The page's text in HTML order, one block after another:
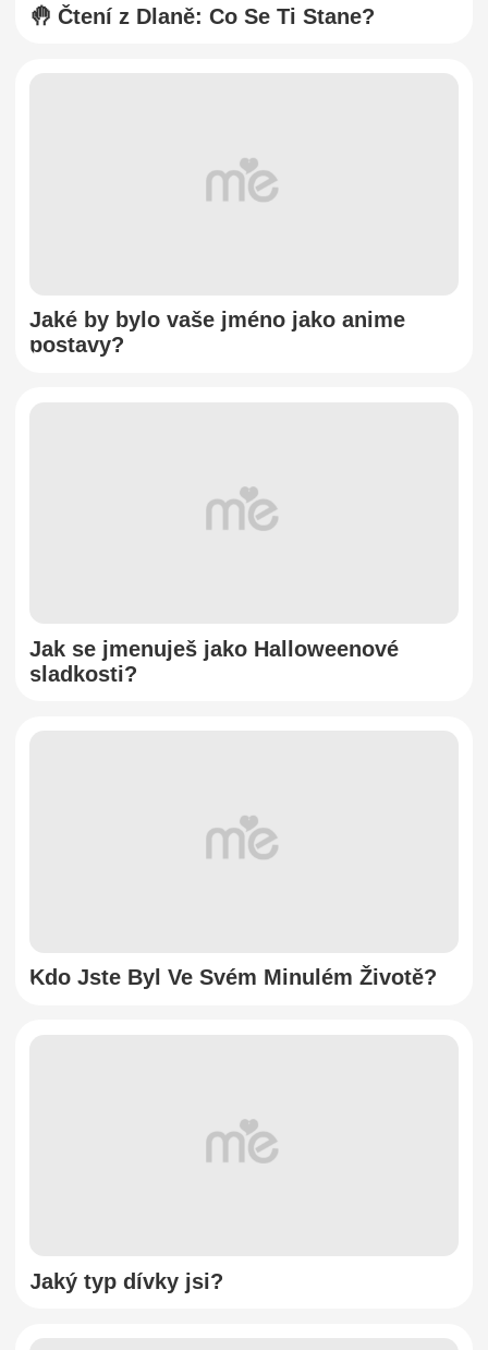
🤚 Čtení z Dlaně: Co Se Ti Stane?
Jaké by bylo vaše jméno jako anime
postavy?
Jak se jmenuješ jako Halloweenové
sladkosti?
Kdo Jste Byl Ve Svém Minulém Životě?
Jaký typ dívky jsi?